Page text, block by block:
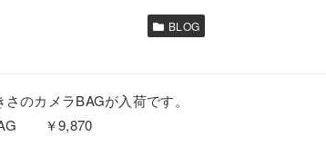
BLOG
のカメラBAGが入荷です。
￥9,870